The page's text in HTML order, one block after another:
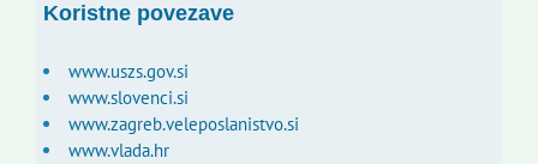
Koristne povezave
www.uszs.gov.si
www.slovenci.si
www.zagreb.veleposlanistvo.si
www.vlada.hr